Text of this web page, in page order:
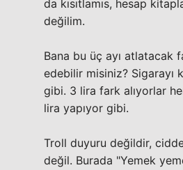
da kısıtlamıs, hesap
değilim.
Bana bu üç ayı atlatacak
edebilir misiniz? Sigarayı
gibi. 3 lira fark alıyorlar
lira yapıyor gibi.
Troll duyuru değildir,
değil. Burada "Yemek